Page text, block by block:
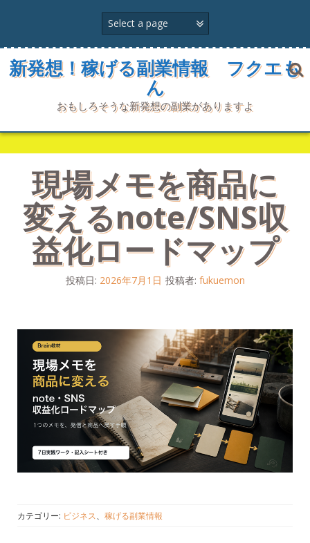
ン
プ
新発想！稼げる副業情報 フクエも
ん
おもしろそうな新発想の副業がありますよ
現場メモを商品に
変えるnote/SNS収
益化ロードマップ
投稿日: 2026年7月1日 投稿者: fukuemon
カテゴリー: ビジネス、 稼げる副業情報